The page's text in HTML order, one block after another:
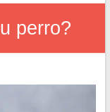
perro?